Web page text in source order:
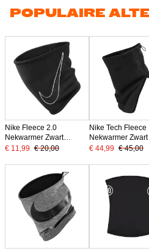
POPULAIRE
Nike Fleece 2.0
Nekwarmer Zwart
Swoosh Wit -
€ 11,99 € 20,00
Nike Tech Fleece
Nekwarmer Zwart
€ 44,99 € 45,00